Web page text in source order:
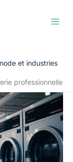
et industries
professionnelle